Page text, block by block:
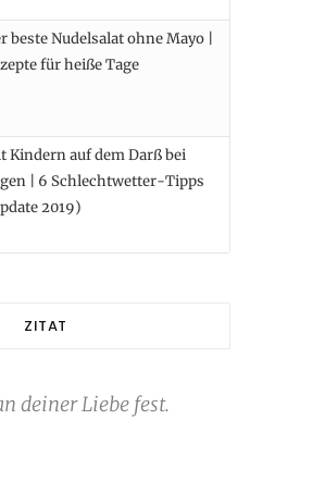
beste Nudelsalat ohne Mayo |
für heiße Tage
Kindern auf dem Darß bei
| 6 Schlechtwetter-Tipps
2019)
ZITAT
deiner Liebe fest.